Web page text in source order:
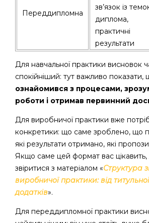
Переддипломна
зв’язок із
диплома,
практичні
результати
Для навчальної практики висновок
спокійніший: тут важливо показати,
ознайомився з процесами,
роботи і отримав первинний
Для виробничої практики вже
конкретики: що саме зроблено, що
які результати отримано, які
Якщо саме цей формат вас цікавить,
звіритися з матеріалом «Структура
виробничої практики: від
додатків».
Для переддипломної практики